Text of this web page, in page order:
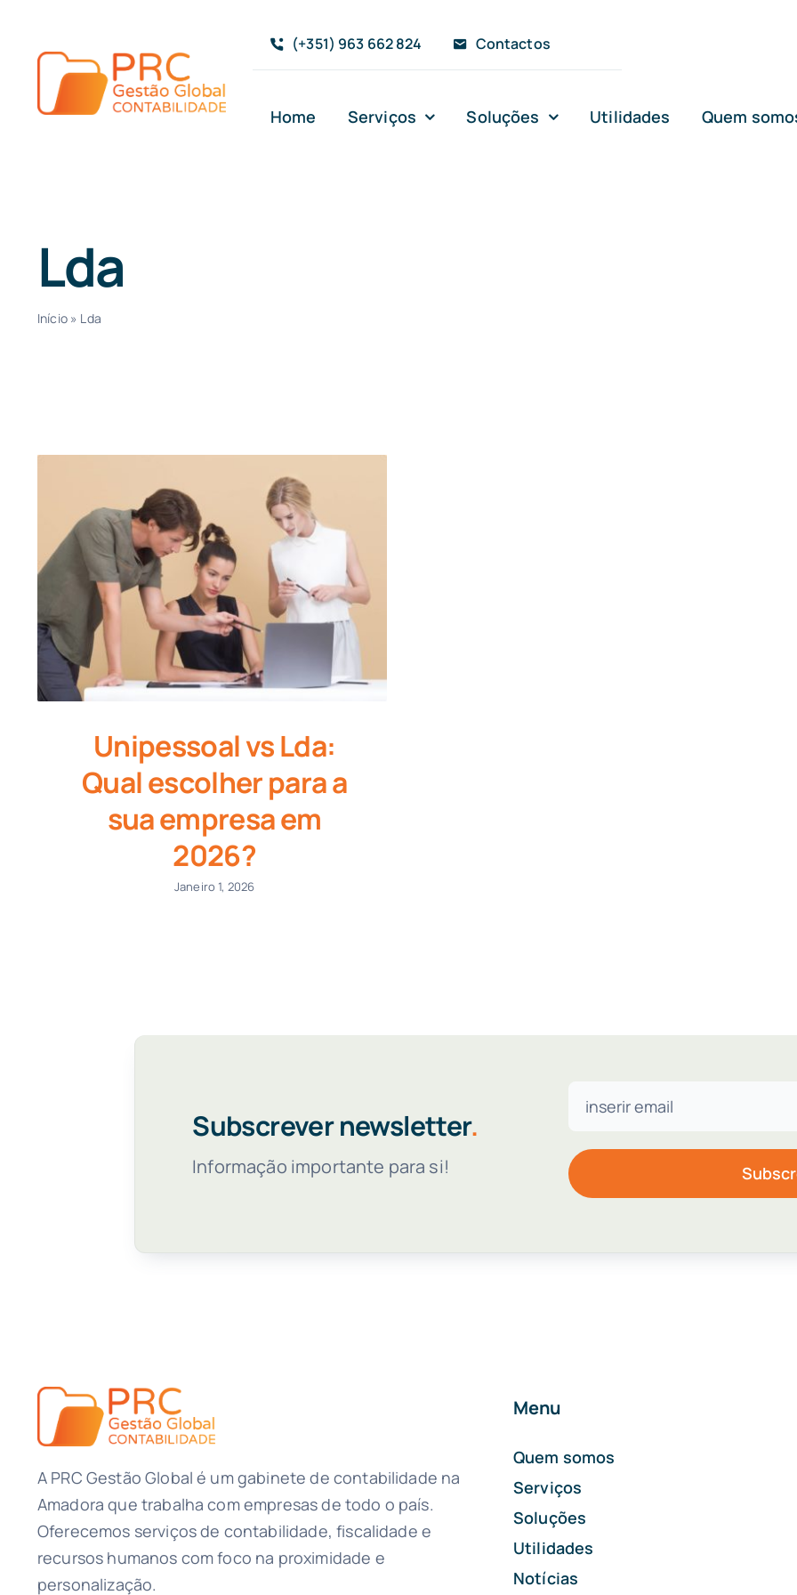
content
(+351) 963 662 824 Contactos
Home Serviços Soluções Utilidades Quem
Lda
Início» Lda
Unipessoal vs Lda:
Qual escolher para a
sua empresa em
2026?
Janeiro 1, 2026
Subscrever newsletter.
Informação importante para si!
A PRC Gestão Global é um gabinete de contabilidade na
Amadora que trabalha com empresas de todo o país.
Oferecemos serviços de contabilidade, fiscalidade e
recursos humanos com foco na proximidade e
personalização.
Menu
Quem somos
Serviços
Soluções
Utilidades
Notícias